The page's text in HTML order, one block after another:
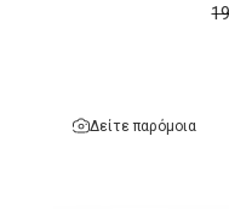
Δείτε παρόμοια